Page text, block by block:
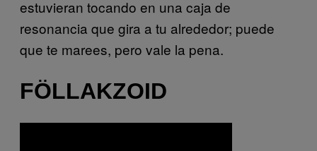
estuvieran tocando en una caja de
resonancia que gira a tu alrededor; puede
que te marees, pero vale la pena.
FÖLLAKZOID